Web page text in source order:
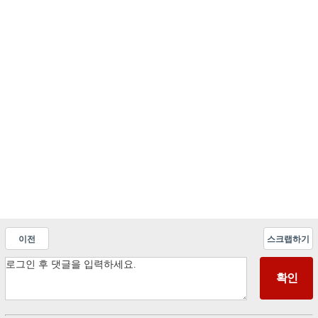
이전 스크랩하기